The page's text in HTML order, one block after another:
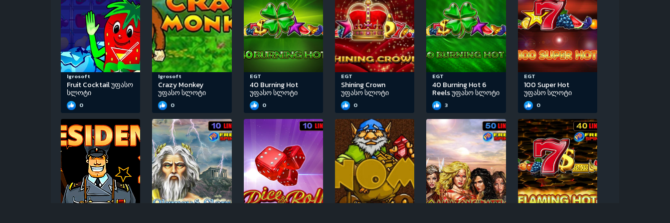
Igrosoft
Fruit Cocktail უფასო
სლოტი
0
Igrosoft
Crazy Monkey
უფასო სლოტი
0
EGT
40 Burning Hot
უფასო სლოტი
0
EGT
Shining Crown
უფასო სლოტი
0
EGT
40 Burning Hot 6
Reels უფასო სლოტი
3
EGT
100 Super Hot
უფასო სლოტი
0